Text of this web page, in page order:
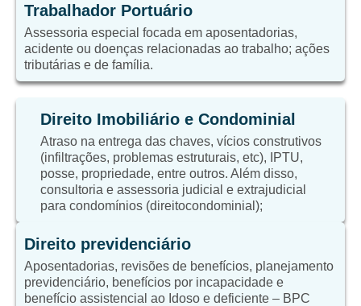
Trabalhador Portuário
Assessoria especial focada em aposentadorias,
acidente ou doenças relacionadas ao trabalho; ações
tributárias e de família.
Direito Imobiliário e Condominial
Atraso na entrega das chaves, vícios construtivos
(infiltrações, problemas estruturais, etc), IPTU,
posse, propriedade, entre outros. Além disso,
consultoria e assessoria judicial e extrajudicial
para condomínios (direitocondominial);
Direito previdenciário
Aposentadorias, revisões de benefícios, planejamento
previdenciário, benefícios por incapacidade e
benefício assistencial ao Idoso e deficiente – BPC